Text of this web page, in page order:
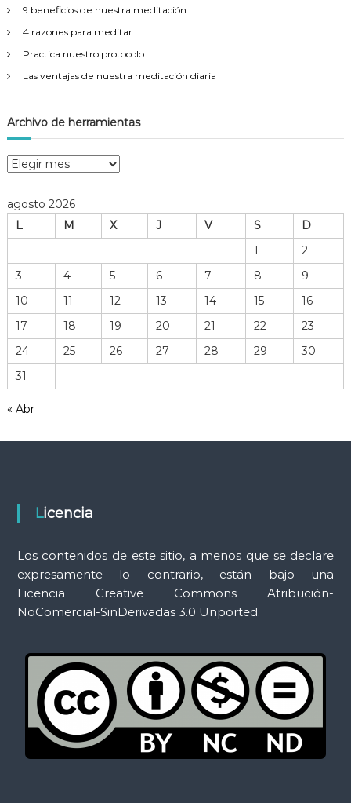
9 beneficios de nuestra meditación
4 razones para meditar
Practica nuestro protocolo
Las ventajas de nuestra meditación diaria
Archivo de herramientas
A
h
o
h
r
m
i
n
agosto 2026
L
M X J V S
D
1
2
3
4 5 6 7 8
9
10
11 12 13 14 15
16
17
18 19 20 21 22
23
24
25 26 27 28 29
30
31
« Abr
Licencia
Los contenidos de este sitio, a menos que se declare
expresamente lo contrario, están bajo una
Licencia Creative Commons Atribución-
NoComercial-SinDerivadas 3.0 Unported.